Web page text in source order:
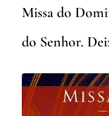
Missa do
do Senhor.